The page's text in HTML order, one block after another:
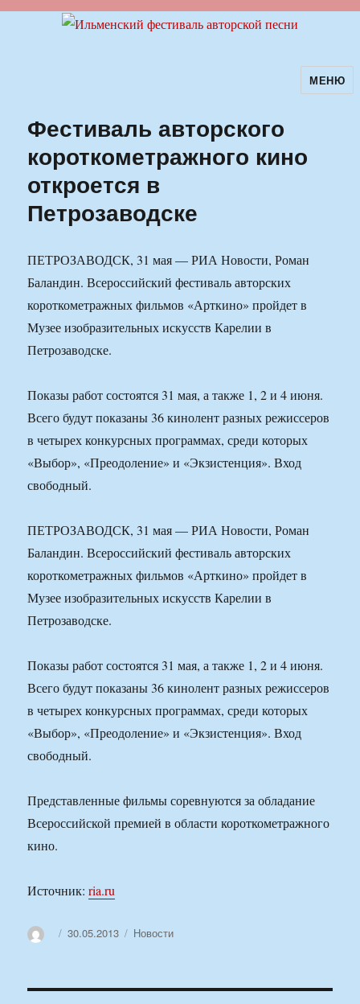
Ильменский фестиваль авторскойМЕНЮ
Фестиваль авторского
короткометражного кино
откроется в
Петрозаводске
ПЕТРОЗАВОДСК, 31 мая — РИА Новости, Роман
Баландин. Всероссийский фестиваль авторских
короткометражных фильмов «Арткино» пройдет в
Музее изобразительных искусств Карелии в
Петрозаводске.
Показы работ состоятся 31 мая, а также 1, 2 и 4 июня.
Всего будут показаны 36 кинолент разных режиссеров
в четырех конкурсных программах, среди которых
«Выбор», «Преодоление» и «Экзистенция». Вход
свободный.
ПЕТРОЗАВОДСК, 31 мая — РИА Новости, Роман
Баландин. Всероссийский фестиваль авторских
короткометражных фильмов «Арткино» пройдет в
Музее изобразительных искусств Карелии в
Петрозаводске.
Показы работ состоятся 31 мая, а также 1, 2 и 4 июня.
Всего будут показаны 36 кинолент разных режиссеров
в четырех конкурсных программах, среди которых
«Выбор», «Преодоление» и «Экзистенция». Вход
свободный.
Представленные фильмы соревнуются за обладание
Всероссийской премией в области короткометражного
кино.
Источник:ria.ru
АвторОпубликовано
30.05.2013 Рубрики
Новости